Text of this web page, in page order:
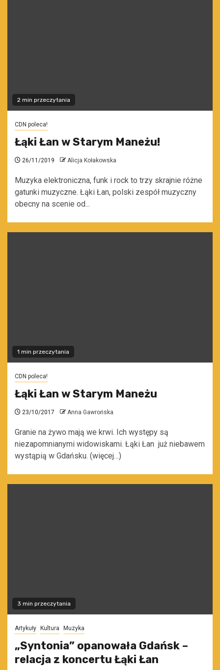
2 min przeczytania
CDN poleca!
Łąki Łan w Starym Maneżu!
26/11/2019 Alicja Kołakowska
Muzyka elektroniczna, funk i rock to trzy skrajnie różne
gatunki muzyczne. Łąki Łan, polski zespół muzyczny
obecny na scenie od...
1 min przeczytania
CDN poleca!
Łąki Łan w Starym Maneżu
23/10/2017 Anna Gawrońska
Granie na żywo mają we krwi. Ich występy są
niezapomnianymi widowiskami. Łąki Łan już niebawem
wystąpią w Gdańsku. (więcej…)
3 min przeczytania
Artykuły Kultura Muzyka
„Syntonia” opanowała Gdańsk –
relacja z koncertu Łąki Łan